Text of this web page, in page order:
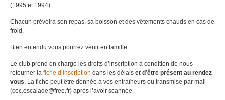
(1995 et 1994).
Chacun prévoira son repas, sa boisson et des vêtements chauds en cas de
froid.
Bien entendu vous pourrez venir en famille.
Le club prend en charge les droits d’inscription à condition de nous
retourner la fiche d’inscription dans les délais et d’être présent au rendez
vous. La fiche peut être donnée à vos entraîneurs ou transmise par mail
(coc.escalade@free.fr) après l’avoir scannée.